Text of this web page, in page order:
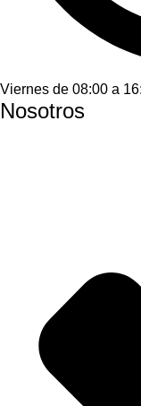
Viernes de 08:00 a
Nosotros